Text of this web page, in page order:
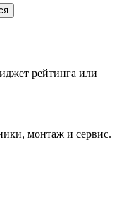
рейтинга или
монтаж и сервис.